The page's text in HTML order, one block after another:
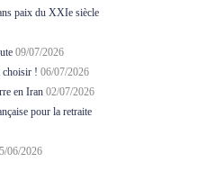
paix du XXIe siècle
09/07/2026
choisir ! 06/07/2026
en Iran 02/07/2026
pour la retraite
06/2026